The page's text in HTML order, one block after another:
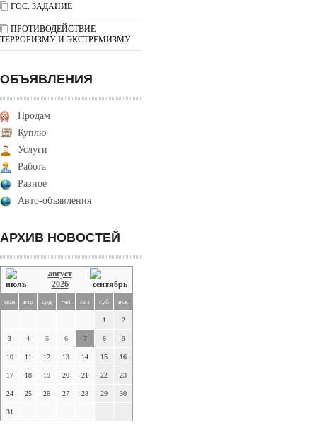
ГОС. ЗАДАНИЕ
ПРОТИВОДЕЙСТВИЕ
ТЕРРОРИЗМУ И ЭКСТРЕМИЗМУ
ОБЪЯВЛЕНИЯ
Продам
Куплю
Услуги
Работа
Разное
Авто-объявления
АРХИВ НОВОСТЕЙ
август
2026
пон втр срд чет пят суб вск
1 2
3 4 5 6 7 8 9
10 11 12 13 14 15 16
17 18 19 20 21 22 23
24 25 26 27 28 29 30
31